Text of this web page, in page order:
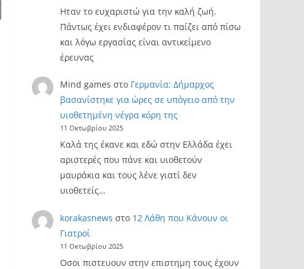
Ηταν το ευχαριστώ για την καλή ζωή.
Πάντως έχει ενδιαφέρον τι παίζει από πίσω
και λόγω εργασίας είναι αντικείμενο
έρευνας
Mind games στο Γερμανία: Δήμαρχος
βασανίστηκε για ώρες σε υπόγειο από την
υιοθετημένη νέγρα κόρη της
11 Οκτωβρίου 2025
Καλά της έκανε και εδώ στην Ελλάδα έχει
αριστερές που πάνε και υιοθετούν
μαυράκια και τους λένε γιατί δεν
υιοθετείς…
korakasnews στο 12 Λάθη που Κάνουν οι
Γιατροί
11 Οκτωβρίου 2025
Οσοι πιστευουν στην επιστημη τους έχουν